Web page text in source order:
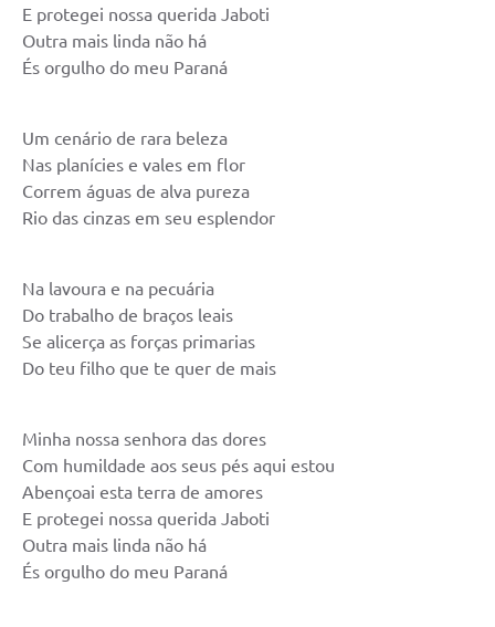
E protegei nossa querida Jaboti
Outra mais linda não há
És orgulho do meu Paraná
Um cenário de rara beleza
Nas planícies e vales em flor
Correm águas de alva pureza
Rio das cinzas em seu esplendor
Na lavoura e na pecuária
Do trabalho de braços leais
Se alicerça as forças primarias
Do teu filho que te quer de mais
Minha nossa senhora das dores
Com humildade aos seus pés aqui estou
Abençoai esta terra de amores
E protegei nossa querida Jaboti
Outra mais linda não há
És orgulho do meu Paraná